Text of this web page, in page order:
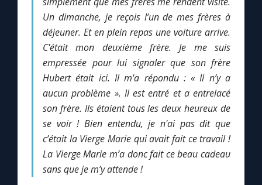
Marie de Nazareth
Un dimanche, je reçois l’un de mes frères à
déjeuner. Et en plein repas une voiture arrive.
C'était mon deuxième frère. Je me suis
empressée pour lui signaler que son frère
Hubert était ici. Il m'a répondu : « Il n’y a
aucun problème ». Il est entré et a entrelacé
son frère. Ils étaient tous les deux heureux de
se voir ! Bien entendu, je n'ai pas dit que
c’était la Vierge Marie qui avait fait ce travail !
La Vierge Marie m’a donc fait ce beau cadeau
sans que je m’y attende !